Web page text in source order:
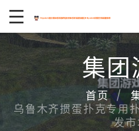
集团
首页
乌鲁木齐掼蛋扑克专用
发市